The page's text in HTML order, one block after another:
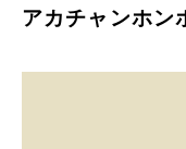
アカチャンホン